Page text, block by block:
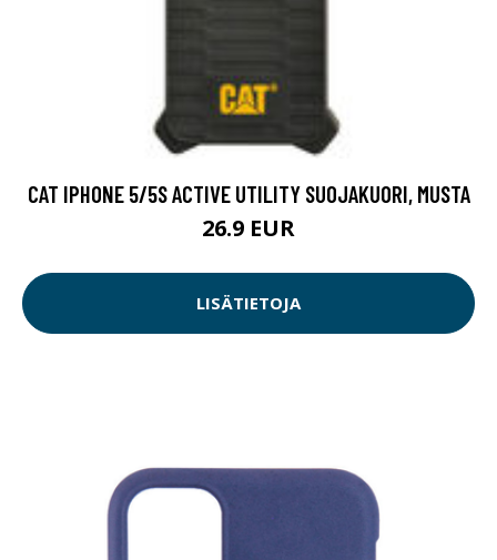
CAT IPHONE 5/5S ACTIVE UTILITY SUOJAKUORI, MUSTA
26.9 EUR
LISÄTIETOJA